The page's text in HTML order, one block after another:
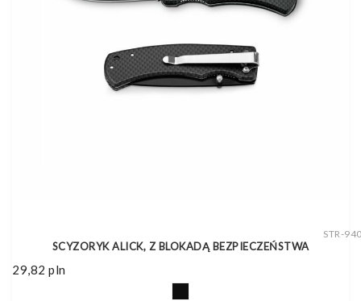
STR-
SCYZORYK ALICK, Z BLOKADĄ BEZPIECZEŃSTWA
29,82 pln